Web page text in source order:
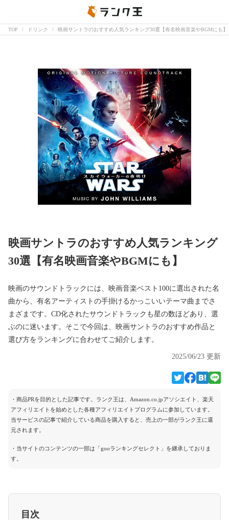
TOP ドリンク 映画サントラのおすすめ人気ランキング30選【有名映画音楽やBGMにも】
映画サントラのおすすめ人気ランキング
30選【有名映画音楽やBGMにも】
映画のサウンドトラックには、映画音楽ベスト100に選出された名
曲から、有名アーティストの手掛けるかっこいいテーマ曲までさ
まざまです。CD化されたサウンドトラックも星の数ほどあり、選
ぶのに迷います。そこで今回は、映画サントラのおすすめ作品と
選び方をランキングに合わせてご紹介します。
2025/06/23 更新
・商品PRを目的とした記事です。ランク王は、Amazon.co.jpアソシエイト、楽天
アフィリエイトを始めとした各種アフィリエイトプログラムに参加しています。
当サービスの記事で紹介している商品を購入すると、売上の一部がランク王に還
元されます。
・当サイトのコンテンツの一部は「gooランキングセレクト」を継承しておりま
す。
目次